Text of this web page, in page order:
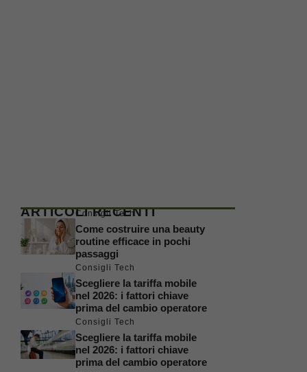
ARTICOLI RECENTI
Consigli Tech
Come costruire una beauty
routine efficace in pochi
passaggi
Consigli Tech
Scegliere la tariffa mobile
nel 2026: i fattori chiave
prima del cambio operatore
Consigli Tech
Scegliere la tariffa mobile
nel 2026: i fattori chiave
prima del cambio operatore